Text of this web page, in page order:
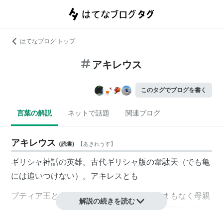
はてなブログ トップ
アキレウス
このタグでブログを書く
言葉の解説 ネットで話題 関連ブログ
アキレウス (読書) 【あきれうす】
ギリシャ神話の英雄。古代ギリシャ版の韋駄天（でも亀
には追いつけない）。アキレスとも
プティア王と女神テティスの間の子。生後まもなく母親
によってステュクス川の水に浸されたので不死身の体に
解説の続きを読む